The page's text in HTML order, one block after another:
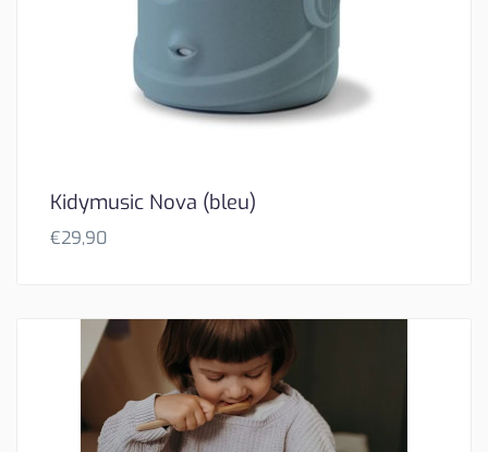
Kidymusic Nova (bleu)
€29,90